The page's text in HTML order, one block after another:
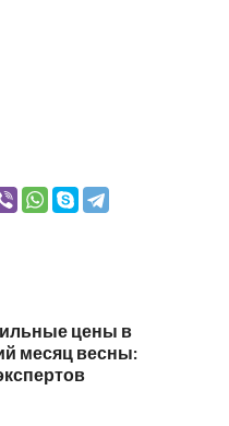
цены в
месяц весны: